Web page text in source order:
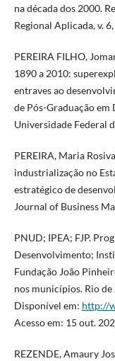
na década dos 2000.
Regional Aplicada, v.
PEREIRA FILHO,
1890 a 2010:
entraves ao
de Pós-Graduação
Universidade Federal
PEREIRA, Maria
industrialização no
estratégico de
Journal of Business
PNUD; IPEA; FJP.
Desenvolvimento;
Fundação João
nos municípios. Rio de
Disponível em: http://
Acesso em: 15 out.
REZENDE, Amaury